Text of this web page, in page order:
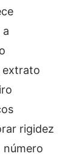
extrato
rigidez
número